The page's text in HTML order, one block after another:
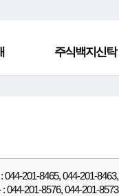
주식백지신탁
201-8465, 044-201-
201-8576, 044-201-